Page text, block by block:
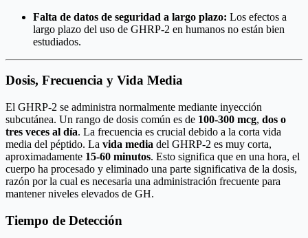
Falta de datos de seguridad a largo plazo: Los efectos a
largo plazo del uso de GHRP-2 en humanos no están bien
estudiados.
Dosis, Frecuencia y Vida Media
El GHRP-2 se administra normalmente mediante inyección
subcutánea. Un rango de dosis común es de 100-300 mcg, dos o
tres veces al día. La frecuencia es crucial debido a la corta vida
media del péptido. La vida media del GHRP-2 es muy corta,
aproximadamente 15-60 minutos. Esto significa que en una hora, el
cuerpo ha procesado y eliminado una parte significativa de la dosis,
razón por la cual es necesaria una administración frecuente para
mantener niveles elevados de GH.
Tiempo de Detección